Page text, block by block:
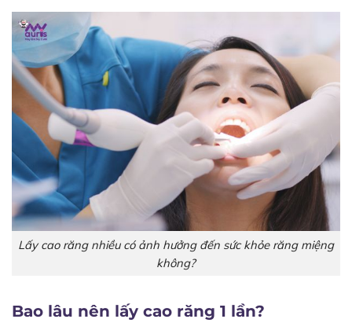
Lấy cao răng nhiều có ảnh hưởng đến sức khỏe răng miệng
không?
Bao lâu nên lấy cao răng 1 lần?